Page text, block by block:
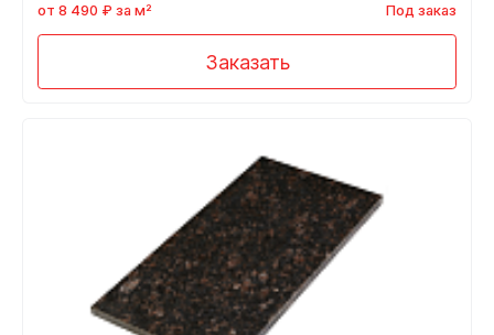
от 8 490 ₽ за м² Под заказ
Заказать